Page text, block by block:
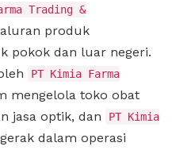
Trading &
produk
pokok dan luar negeri.
PT Kimia Farma
mengelola toko obat
jasa optik, dan
PT Kimia
dalam operasi